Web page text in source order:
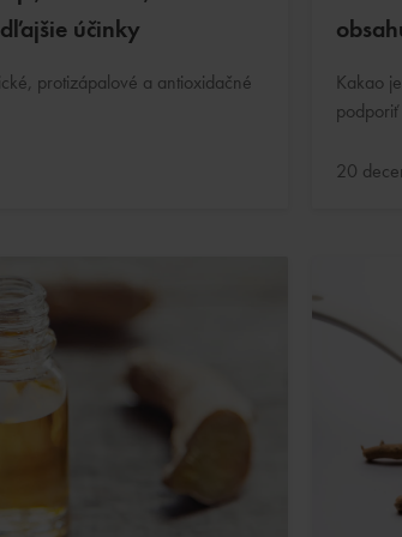
účinky
protizápalové a antioxidačné
Kakao
20